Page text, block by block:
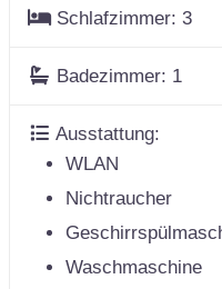
Schlafzimmer:3
Badezimmer: 1
Ausstattung:
WLAN
Nichtraucher
Waschmaschine